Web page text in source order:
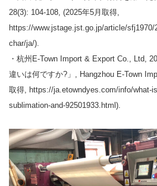
28(3): 104-108, (2025年5月取得,
https://www.jstage.jst.go.jp/article/
char/ja/).
・杭州E-Town Import & Export Co., Ltd,
違いは何ですか?」, Hangzhou E-Town
取得, https://ja.etowndyes.com/info/what-
sublimation-and-92501933.html).